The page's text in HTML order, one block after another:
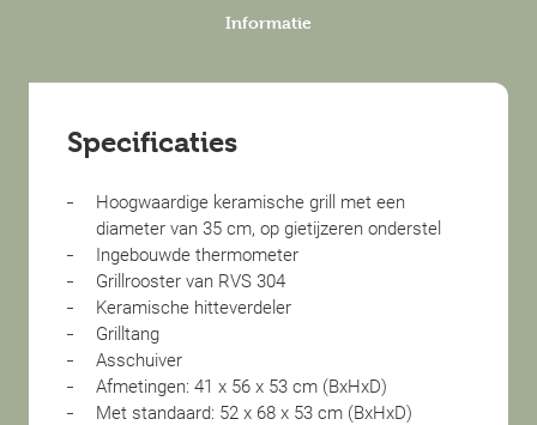
Informatie
Specificaties
Hoogwaardige keramische grill met een
diameter van 35 cm, op gietijzeren onderstel
Ingebouwde thermometer
Grillrooster van RVS 304
Keramische hitteverdeler
Grilltang
Asschuiver
Afmetingen: 41 x 56 x 53 cm (BxHxD)
Met standaard: 52 x 68 x 53 cm (BxHxD)